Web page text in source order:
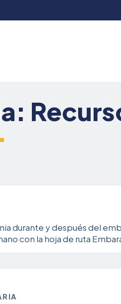
durante y después del
con la hoja de ruta